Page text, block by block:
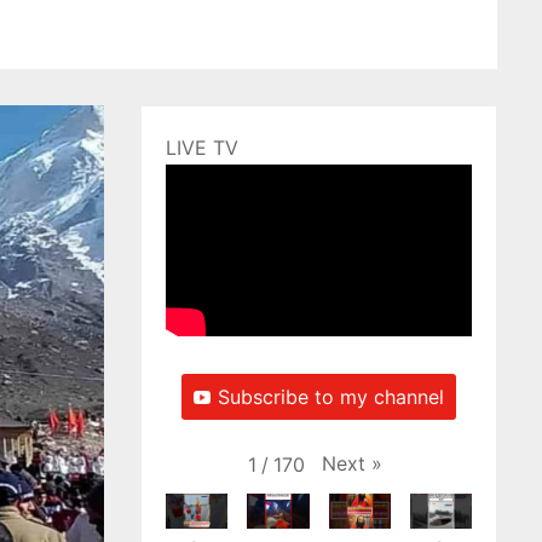
LIVE TV
Subscribe to my channel
1 / 170 Next »